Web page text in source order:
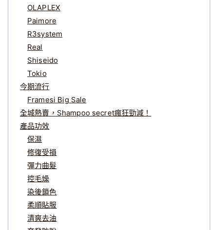
OLAPLEX
Paimore
R3system
Real
Shiseido
Tokio
今期流行
Framesi Big Sale
全城熱賣，Shampoo secret瘋狂勁減！
產品功效
保濕
修復受損
彈力曲髮
控毛燥
染後鎖色
柔順貼服
清爽去油